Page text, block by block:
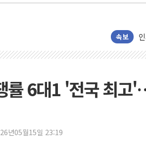
속보
[
[
률 6대1 '전국 최고
년05월15일 23:19